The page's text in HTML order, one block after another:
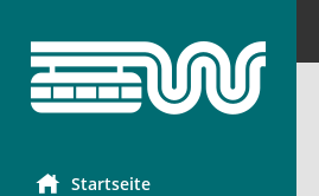
Startseite